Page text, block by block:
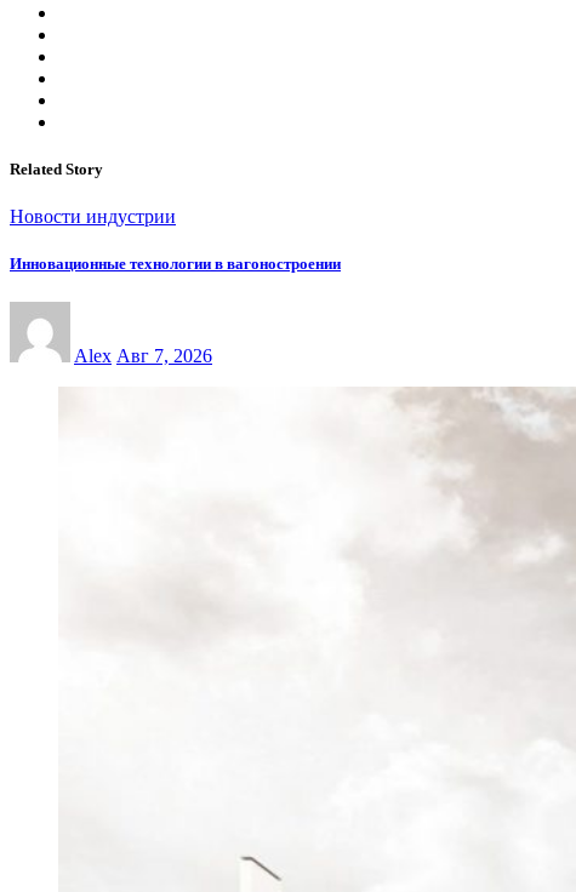
Related Story
Новости индустрии
Инновационные технологии в вагоностроении
Alex Авг 7, 2026